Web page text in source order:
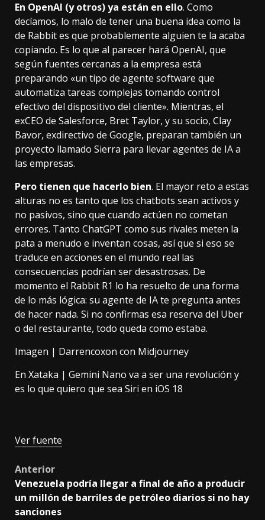
En OpenAI (y otros) ya están en ello. Como
decíamos, lo malo de tener una buena idea como la
de Rabbit es que probablemente alguien te la acaba
copiando. Es lo que al parecer hará OpenAI, que
según fuentes cercanas a la empresa está
preparando «un tipo de agente software que
automatiza tareas complejas tomando control
efectivo del dispositivo del cliente». Mientras, el
exCEO de Salesforce, Bret Taylor, y su socio, Clay
Bavor, exdirectivo de Google, preparan también un
proyecto llamado Sierra para llevar agentes de IA a
las empresas.
Pero tienen que hacerlo bien. El mayor reto a estas
alturas no es tanto que los chatbots sean activos y
no pasivos, sino que cuando actúen no cometan
errores. Tanto ChatGPT como sus rivales meten la
pata a menudo e inventan cosas, así que si eso se
traduce en acciones en el mundo real las
consecuencias podrían ser desastrosas. De
momento el Rabbit R1 lo ha resuelto de una forma
de lo más lógica: su agente de IA te pregunta antes
de hacer nada. Si no confirmas esa reserva del Uber
o del restaurante, todo queda como estaba.
Imagen | Darrencoxon con Midjourney
En Xataka | Gemini Nano va a ser una revolución y
es lo que quiero que sea Siri en iOS 18
Ver fuente
Post
navigation
Anterior
Venezuela podría llegar a final de año a producir
un millón de barriles de petróleo diarios si no hay
sanciones